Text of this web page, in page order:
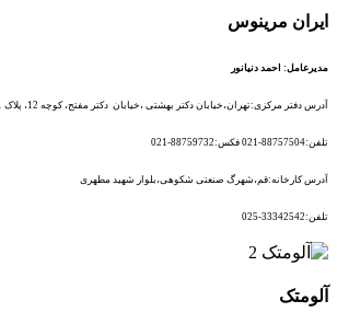
ایران مرینوس
مدیرعامل: احمد دنیانور
آدرس دفتر مرکزی:تهران،خیابان دکتر بهشتی ،خیابان دکتر مفتح، کوچه 12، پلاک 1
تلفن:88757504-021 فکس:88759732-021
آدرس کارخانه:قم،شهرگ صنعتی شکوهی،بلوار شهید مطهری
تلفن:33342542-025
آلومتک